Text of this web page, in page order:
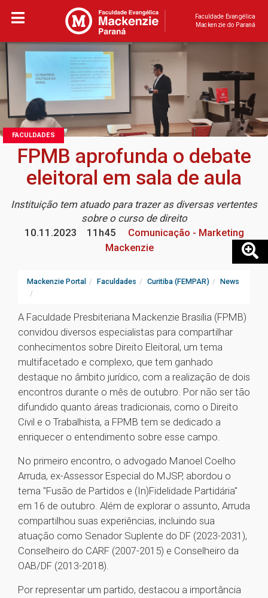
Faculdade Evangélica
Mackenzie do Paraná
FACULDADES
FPMB aprofunda o debate
eleitoral em sala de aula
Instituição tem atuado para trazer as diversas vertentes
sobre o curso de direito
10.11.2023
11h45
Comunicação - Marketing
Mackenzie
Mackenzie Portal Faculdades Curitiba (FEMPAR) News
A Faculdade Presbiteriana Mackenzie Brasília (FPMB)
convidou diversos especialistas para compartilhar
conhecimentos sobre Direito Eleitoral, um tema
multifacetado e complexo, que tem ganhado
destaque no âmbito jurídico, com a realização de dois
encontros durante o mês de outubro. Por não ser tão
difundido quanto áreas tradicionais, como o Direito
Civil e o Trabalhista, a FPMB tem se dedicado a
enriquecer o entendimento sobre esse campo.
No primeiro encontro, o advogado Manoel Coelho
Arruda, ex-Assessor Especial do MJSP, abordou o
tema "Fusão de Partidos e (In)Fidelidade Partidária"
em 16 de outubro. Além de explorar o assunto, Arruda
compartilhou suas experiências, incluindo sua
atuação como Senador Suplente do DF (2023-2031),
Conselheiro do CARF (2007-2015) e Conselheiro da
OAB/DF (2013-2018).
Por representar um partido, destacou a importância